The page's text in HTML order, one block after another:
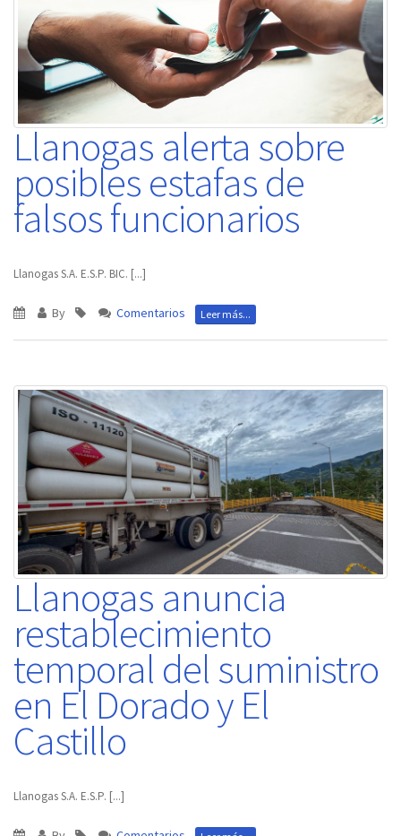
Llanogas alerta sobre
posibles estafas de
falsos funcionarios
Llanogas S.A. E.S.P. BIC. [...]
By Comentarios Leer más...
Llanogas anuncia
restablecimiento
temporal del suministro
en El Dorado y El
Castillo
Llanogas S.A. E.S.P. [...]